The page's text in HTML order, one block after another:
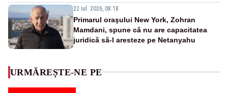
22 iul. 2026, 08:18
Primarul oraşului New York, Zohran
Mamdani, spune că nu are capacitatea
juridică să-l aresteze pe Netanyahu
URMĂREȘTE-NE PE